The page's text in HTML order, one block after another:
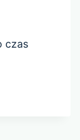
czas